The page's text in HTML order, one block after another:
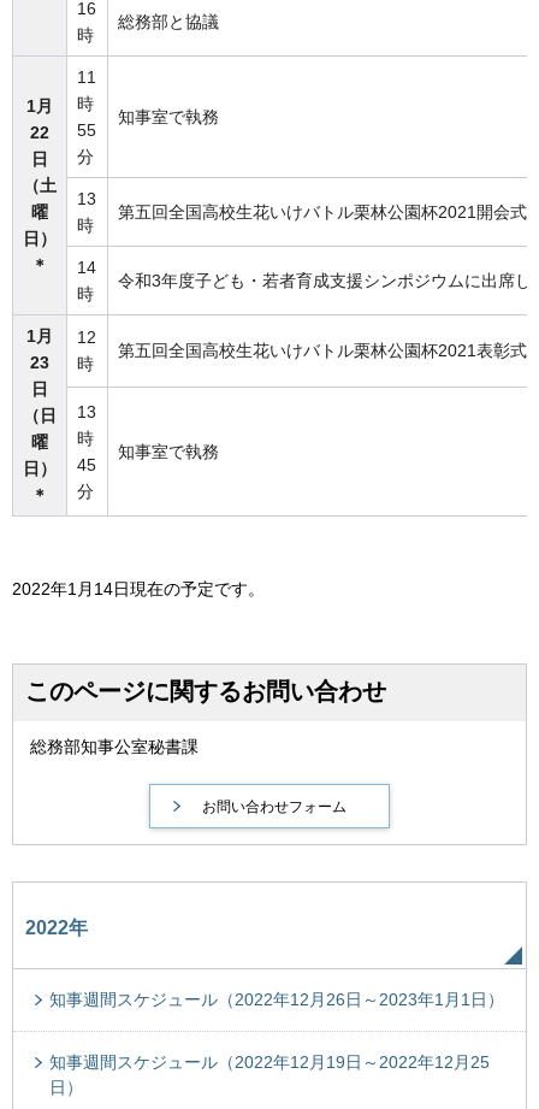
16
時
総務部と協議
1月
22
日
（土
曜
日）
＊
11
時
55
分
知事室で執務
13
時
第五回全国高校生花いけバトル栗林公園杯2021開会式
14
時
令和3年度子ども・若者育成支援シンポジウムに出席し
1月
23
日
（日
曜
日）
＊
12
時
第五回全国高校生花いけバトル栗林公園杯2021表彰式
13
時
45
分
知事室で執務
2022年1月14日現在の予定です。
このページに関するお問い合わせ
総務部知事公室秘書課
2022年
知事週間スケジュール（2022年12月26日～2023年1月1日）
知事週間スケジュール（2022年12月19日～2022年12月25
日）